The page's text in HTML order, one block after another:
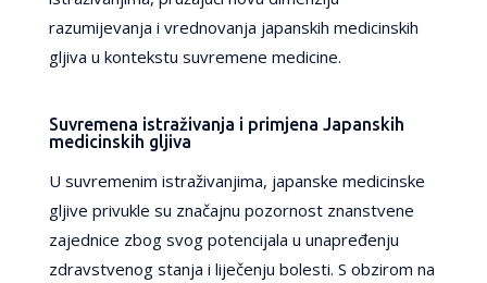
razumijevanja i vrednovanja japanskih medicinskih
gljiva u kontekstu suvremene medicine.
Suvremena istraživanja i primjena Japanskih
medicinskih gljiva
U suvremenim istraživanjima, japanske medicinske
gljive privukle su značajnu pozornost znanstvene
zajednice zbog svog potencijala u unapređenju
zdravstvenog stanja i liječenju bolesti. S obzirom na